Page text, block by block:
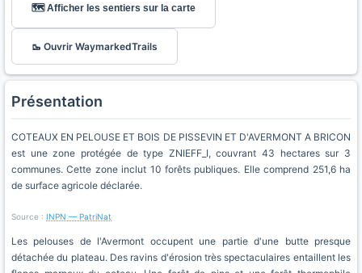
🗺️ Afficher les sentiers sur la carte
🥾 Ouvrir WaymarkedTrails
Présentation
COTEAUX EN PELOUSE ET BOIS DE PISSEVIN ET D'AVERMONT A BRICON
est une zone protégée de type ZNIEFF_I, couvrant 43 hectares sur 3
communes. Cette zone inclut 10 forêts publiques. Elle comprend 251,6 ha
de surface agricole déclarée.
Source : INPN — PatriNat
Les pelouses de l'Avermont occupent une partie d'une butte presque
détachée du plateau. Des ravins d'érosion très spectaculaires entaillent les